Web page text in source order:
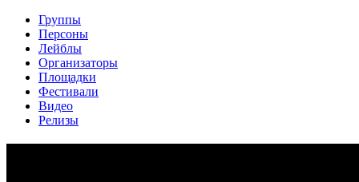
Группы
Персоны
Лейблы
Организаторы
Площадки
Фестивали
Видео
Релизы